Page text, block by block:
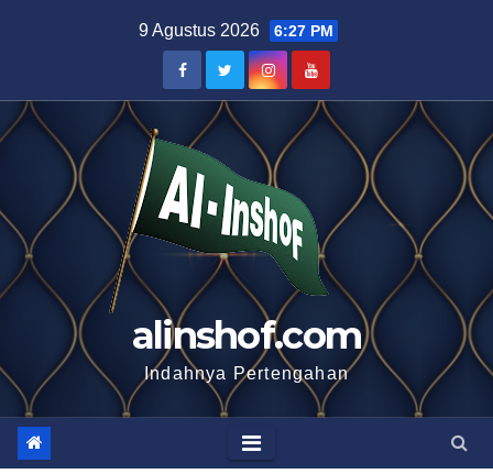
9 Agustus 2026 6:27 PM
alinshof.com
Indahnya Pertengahan